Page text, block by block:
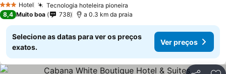
3 EstrelasHotel Tecnologia hoteleira pioneira
8,4 Muito boa 738 a 0.3 km da praia
Selecione as datas para ver os preços
exatos.
Ver preços